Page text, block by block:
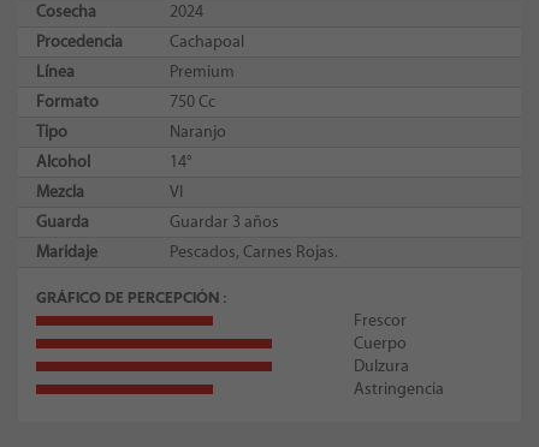
Cosecha
2024
Procedencia
Cachapoal
Línea
Premium
Formato
750 Cc
Tipo
Naranjo
Alcohol
14°
Mezcla
VI
Guarda
Guardar 3 años
Maridaje
Pescados, Carnes Rojas.
GRÁFICO DE PERCEPCIÓN
Frescor
Cuerpo
Dulzura
Astringencia